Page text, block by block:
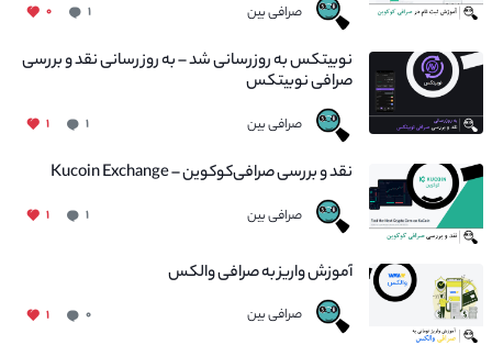
صرافی بین ۱ ۰
نوبیتکس به روزرسانی شد – به روز رسانی نقد و بررسی
صرافی نوبیتکس
صرافی بین ۱ ۱
نقد و بررسی صرافی‌کوکوین – Kucoin Exchange
صرافی بین ۱ ۱
آموزش واریز به صرافی والکس
صرافی بین ۰ ۱